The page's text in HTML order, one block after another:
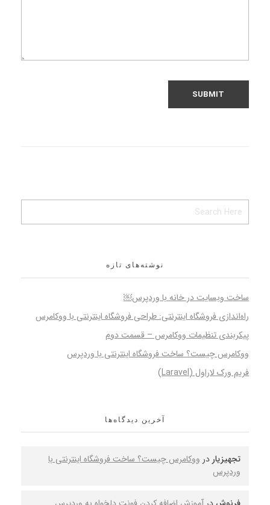
نوشته‌های تازه
ساخت وبسایت در خانه با وردپرس￼
راه‌اندازی فروشگاه اینترنتی: طراحی فروشگاه اینترنتی با ووکامرس
پیکربندی تنظیمات ووکامرس – قسمت دوم
ووکامرس چیست؟ ساخت فروشگاه اینترنتی با وردپرس
فریم ورک لاراول (Laravel)
آخرین دیدگاه‌ها
تجهیزیار در ووکامرس چیست؟ ساخت فروشگاه اینترنتی با
وردپرس